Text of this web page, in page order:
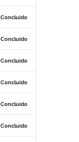
Concluído
Concluído
Concluído
Concluído
Concluído
Concluído